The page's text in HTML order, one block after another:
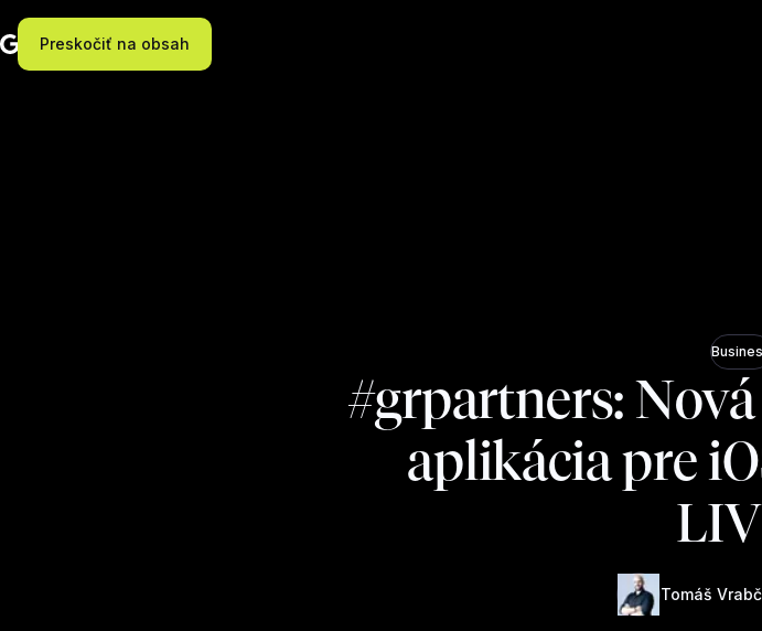
Preskočiť na obsah
#grpartners:
aplikácia pre
Tomáš